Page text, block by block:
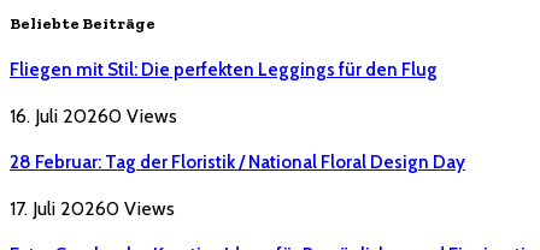
Beliebte Beiträge
Fliegen mit Stil: Die perfekten Leggings für den Flug
16. Juli 20260 Views
28 Februar: Tag der Floristik / National Floral Design Day
17. Juli 20260 Views